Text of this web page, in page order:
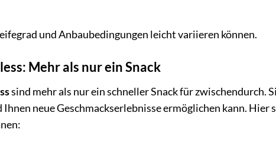
und Anbaubedingungen leicht variieren können.
Mehr als nur ein Snack
sind mehr als nur ein schneller Snack für zwischendurch.
neue Geschmackserlebnisse ermöglichen kann. Hier